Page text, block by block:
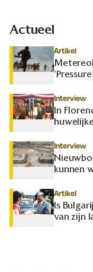
Actueel
Artikel
Interview
In
Interview
kunnen
Artikel
Is
van zijn